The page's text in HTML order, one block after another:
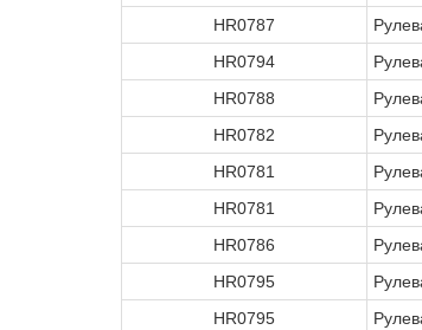
HR0787
HR0794
HR0788
HR0782
HR0781
HR0781
HR0786
HR0795
HR0795